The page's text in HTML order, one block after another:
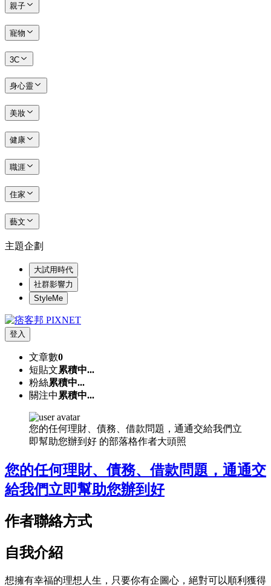
親子
寵物
3C
身心靈
美妝
健康
職涯
住家
藝文
主題企劃
大試用時代
社群影響力
StyleMe
登入
文章數0
短貼文累積中...
粉絲累積中...
關注中 累積中...
您的任何理財、債務、借款問題，通通交給我們立
即幫助您辦到好 的部落格作者大頭照
您的任何理財、債務、借款問題，通通交
給我們立即幫助您辦到好
作者聯絡方式
自我介紹
想擁有幸福的理想人生，只要你有企圖心，絕對可以順利獲得